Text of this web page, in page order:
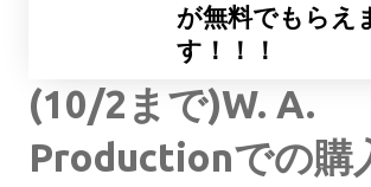
が無料でもらえ
す！！！
(10/2まで)W. A.
Productionでの購